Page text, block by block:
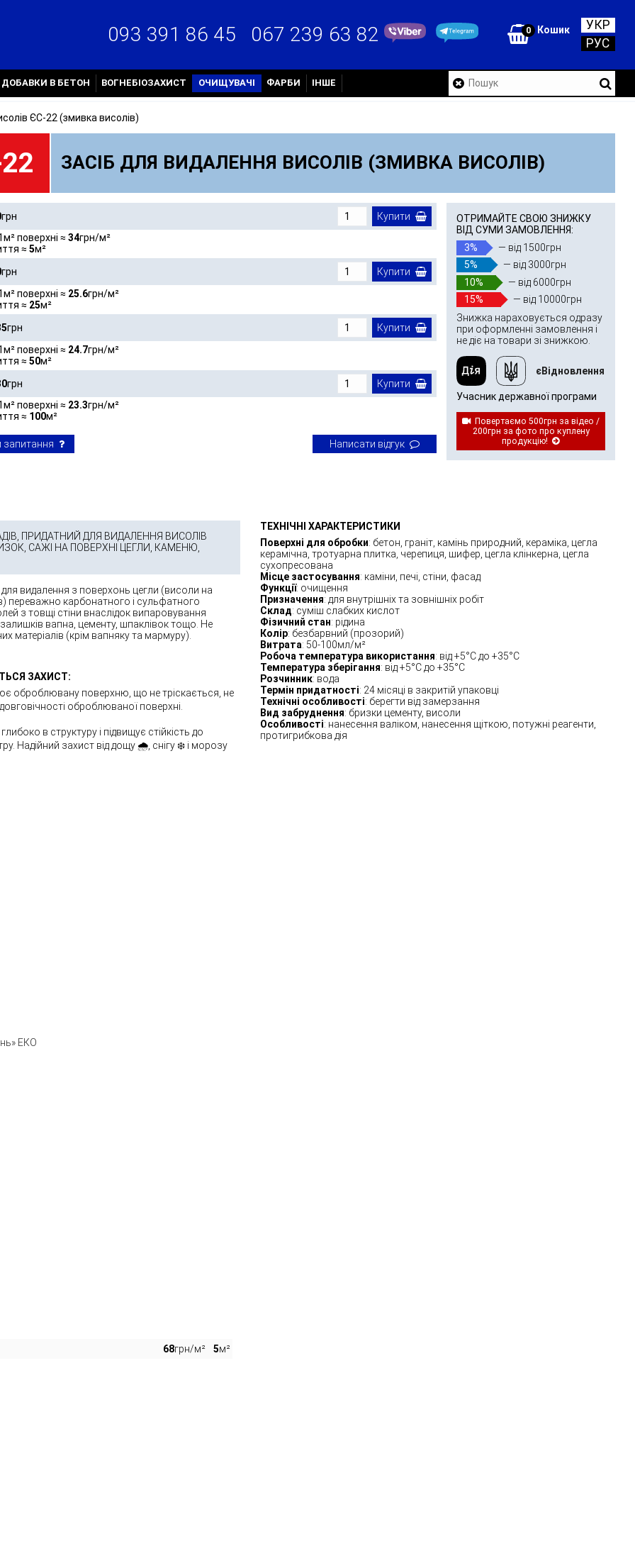
093 391 86 45 067 239 63 82 0 Кошик
УКР
РУС
ДОБАВКИ В БЕТОН ВОГНЕБІОЗАХИСТ ОЧИЩУВАЧІ ФАРБИ ІНШЕ
ЄС-22 (змивка висолів)
ЗАСІБ ДЛЯ ВИДАЛЕННЯ ВИСОЛІВ (ЗМИВКА ВИСОЛІВ)
грн
Купити
поверхні ≈ 34грн/м²
≈ 5м²
грн
Купити
поверхні ≈ 25.6грн/м²
≈ 25м²
грн
Купити
поверхні ≈ 24.7грн/м²
≈ 50м²
грн
Купити
поверхні ≈ 23.3грн/м²
≈ 100м²
запитання Написати відгук
ОТРИМАЙТЕ СВОЮ ЗНИЖКУ
ВІД СУМИ ЗАМОВЛЕННЯ:
3%
— від 1500грн
5%
— від 3000грн
10%
— від 6000грн
15%
— від 10000грн
Знижка нараховується одразу
при оформленні замовлення і
не діє на товари зі знижкою.
єВідновлення
Учасник державної програми
Повертаємо 500грн за відео /
200грн за фото про куплену
продукцію!
ПРИДАТНИЙ ДЛЯ ВИДАЛЕННЯ ВИСОЛІВ
САЖІ НА ПОВЕРХНІ ЦЕГЛИ, КАМЕНЮ,
видалення з поверхонь цегли (висоли на
переважно карбонатного і сульфатного
з товщі стіни внаслідок випаровування
вапна, цементу, шпаклівок тощо. Не
матеріалів (крім вапняку та мармуру).
ЗАХИСТ:
оброблювану поверхню, що не тріскається, не
оброблюваної поверхні.
в структуру і підвищує стійкість до
Надійний захист від дощу 🌧️, снігу ❄️ і морозу
68грн/м² 5м²
ТЕХНІЧНІ ХАРАКТЕРИСТИКИ
Поверхні для обробки: бетон, граніт, камінь природний, кераміка, цегла
керамічна, тротуарна плитка, черепиця, шифер, цегла клінкерна, цегла
сухопресована
Місце застосування: каміни, печі, стіни, фасад
Функції: очищення
Призначення: для внутрішніх та зовнішніх робіт
Склад: суміш слабких кислот
Фізичний стан: рідина
Колір: безбарвний (прозорий)
Витрата: 50-100мл/м²
Робоча температура використання: від +5°C до +35°C
Температура зберігання: від +5°C до +35°C
Розчинник: вода
Термін придатності: 24 місяці в закритій упаковці
Технічні особливості: берегти від замерзання
Вид забруднення: бризки цементу, висоли
Особливості: нанесення валіком, нанесення щіткою, потужні реагенти,
протигрибкова дія